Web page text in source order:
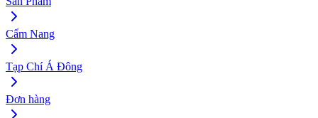
Cẩm Nang
Tạp Chí Á Đông
Đơn hàng